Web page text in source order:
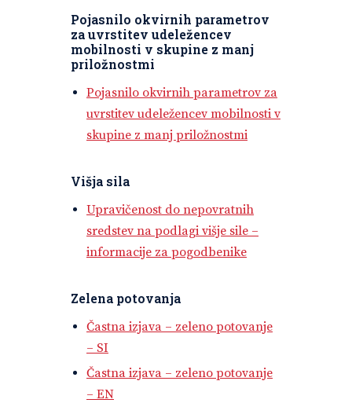
Pojasnilo okvirnih parametrov
za uvrstitev udeležencev
mobilnosti v skupine z manj
priložnostmi
Pojasnilo okvirnih parametrov za
uvrstitev udeležencev mobilnosti v
skupine z manj priložnostmi
Višja sila
Upravičenost do nepovratnih
sredstev na podlagi višje sile –
informacije za pogodbenike
Zelena potovanja
Častna izjava – zeleno potovanje
– SI
Častna izjava – zeleno potovanje
– EN